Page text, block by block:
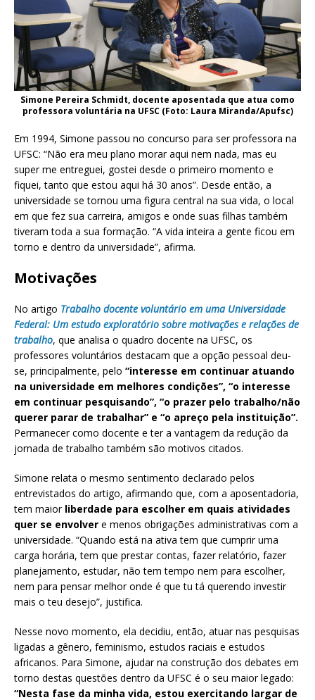
Simone Pereira Schmidt, docente aposentada que atua como
professora voluntária na UFSC (Foto: Laura Miranda/Apufsc)
Em 1994, Simone passou no concurso para ser professora na
UFSC: “Não era meu plano morar aqui nem nada, mas eu
super me entreguei, gostei desde o primeiro momento e
fiquei, tanto que estou aqui há 30 anos”. Desde então, a
universidade se tornou uma figura central na sua vida, o local
em que fez sua carreira, amigos e onde suas filhas também
tiveram toda a sua formação. “A vida inteira a gente ficou em
torno e dentro da universidade”, afirma.
Motivações
No artigo Trabalho docente voluntário em uma Universidade
Federal: Um estudo exploratório sobre motivações e relações de
trabalho, que analisa o quadro docente na UFSC, os
professores voluntários destacam que a opção pessoal deu-
se, principalmente, pelo “interesse em continuar atuando
na universidade em melhores condições”, “o interesse
em continuar pesquisando”, “o prazer pelo trabalho/não
querer parar de trabalhar” e “o apreço pela instituição”.
Permanecer como docente e ter a vantagem da redução da
jornada de trabalho também são motivos citados.
Simone relata o mesmo sentimento declarado pelos
entrevistados do artigo, afirmando que, com a aposentadoria,
tem maior liberdade para escolher em quais atividades
quer se envolver e menos obrigações administrativas com a
universidade. “Quando está na ativa tem que cumprir uma
carga horária, tem que prestar contas, fazer relatório, fazer
planejamento, estudar, não tem tempo nem para escolher,
nem para pensar melhor onde é que tu tá querendo investir
mais o teu desejo”, justifica.
Nesse novo momento, ela decidiu, então, atuar nas pesquisas
ligadas a gênero, feminismo, estudos raciais e estudos
africanos. Para Simone, ajudar na construção dos debates em
torno destas questões dentro da UFSC é o seu maior legado:
“Nesta fase da minha vida, estou exercitando largar de